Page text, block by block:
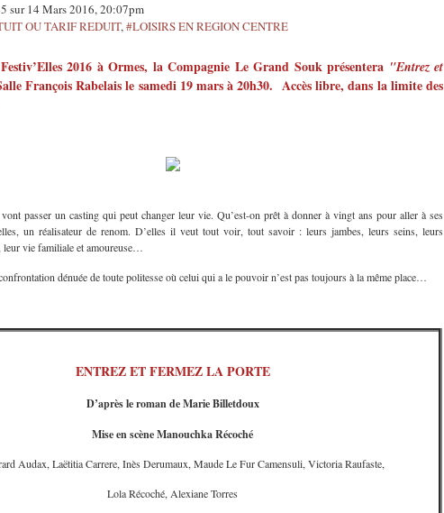
sur 14 Mars 2016, 20:07pm
OU TARIF REDUIT,#LOISIRS EN REGION CENTRE
2016 à Ormes, la Compagnie Le Grand Souk présentera "Entrez et
François Rabelais le samedi 19 mars à 20h30. Accès libre, dans la limite des
passer un casting qui peut changer leur vie. Qu’est-on prêt à donner à vingt ans pour aller à ses
un réalisateur de renom. D’elles il veut tout voir, tout savoir : leurs jambes, leurs seins, leurs
leur vie familiale et amoureuse…
dénuée de toute politesse où celui qui a le pouvoir n’est pas toujours à la même place…
ENTREZ ET FERMEZ LA PORTE
D’après le roman de Marie Billetdoux
Mise en scène Manouchka Récoché
Audax, Laëtitia Carrere, Inès Derumaux, Maude Le Fur Camensuli, Victoria Raufaste,
Lola Récoché, Alexiane Torres